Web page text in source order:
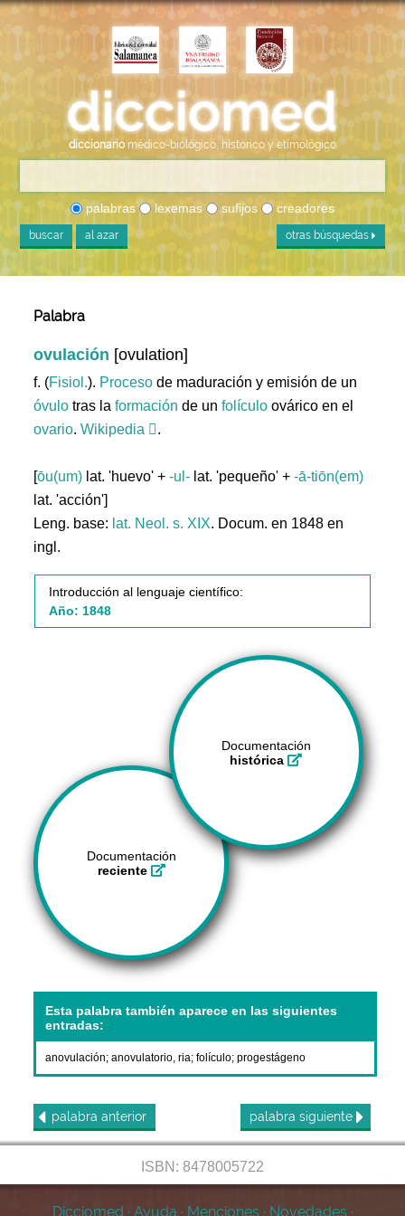
diccionario médico-biológico, histórico y etimológico
palabras lexemas sufijos creadores
buscar al azar otras búsquedas
Palabra
ovulación [ovulation]
f. (Fisiol.). Proceso de maduración y emisión de un
óvulo tras laformación de unfolículo ovárico en el
ovario.Wikipedia .
[ōu(um) lat. 'huevo' +-ul- lat. 'pequeño' +-ā-tiōn(em)
lat. 'acción']
Leng. base: lat. Neol. s. XIX. Docum. en 1848 en
ingl.
Introducción al lenguaje científico:
Año: 1848
Documentación
histórica
Documentación
reciente
Esta palabra también aparece en las siguientes
entradas:
anovulación;anovulatorio, ria;folículo;progestágeno
palabra anterior palabra siguiente
ISBN: 8478005722
Dicciomed · Ayuda · Menciones · Novedades ·